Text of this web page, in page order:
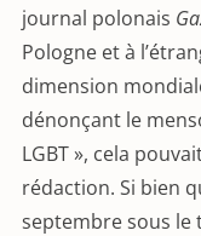
journal polonais
Pologne et à
dimension
dénonçant le
LGBT », cela
rédaction. Si bien
septembre sous